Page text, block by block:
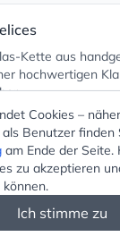
Kette aus
hochwertigen
In den
Cookies –
Benutzer finden
am Ende der Seite.
zu akzeptieren
Ich stimme zu